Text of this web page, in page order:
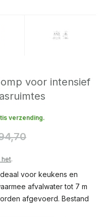
voor intensief
verzending.
het.
voor keukens en
afvalwater tot 7 m
afgevoerd. Bestand